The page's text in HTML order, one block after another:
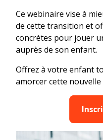
Ce webinaire vise à
de cette transition et
concrètes pour jouer
auprès de son enfant.
Offrez à votre enfant
amorcer cette nouvelle